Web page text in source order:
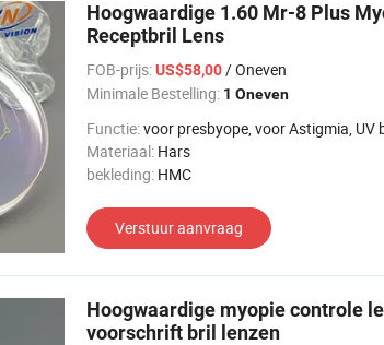
Hoogwaardige 1.60 Mr-8 Plus
Receptbril Lens
FOB-prijs:US$58,00/ Oneven
Minimale Bestelling: 1 Oneven
Functie:voor presbyope, voor Astigmia, UV bescherming, voor
Materiaal: Hars
bekleding: HMC
Verstuur aanvraag
Hoogwaardige myopie controle
voorschrift bril lenzen